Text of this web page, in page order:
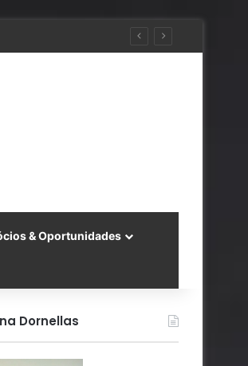
& Oportunidades
Dornellas